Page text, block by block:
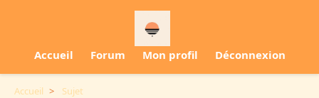
Accueil Forum Mon profil Déconnexion
Accueil > Sujet